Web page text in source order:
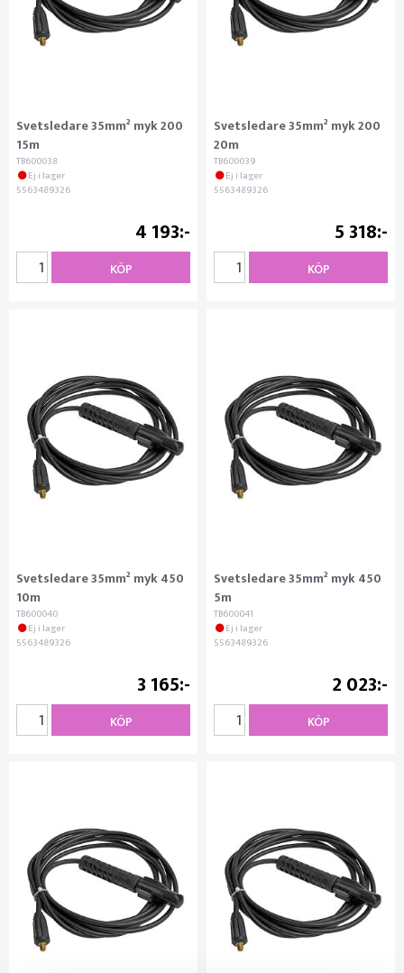
Svetsledare 35mm² myk 200
15m
TB600038
Ej i lager
5563489326
4 193
KÖP
Svetsledare 35mm² myk 200
20m
TB600039
Ej i lager
5563489326
5 318
KÖP
Svetsledare 35mm² myk 450
10m
TB600040
Ej i lager
5563489326
3 165
KÖP
Svetsledare 35mm² myk 450
5m
TB600041
Ej i lager
5563489326
2 023
KÖP